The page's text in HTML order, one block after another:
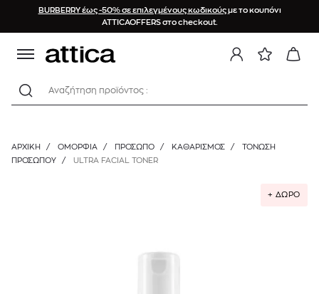
BURBERRY έως -50% σε επιλεγμένους κωδικούςμε το κουπόνι
ATTICAOFFERS στο checkout.
Αναζήτηση προϊόντος :
ΑΡΧΙΚΉ / ΟΜΟΡΦΙΑ / ΠΡΟΣΩΠΟ / ΚΑΘΑΡΙΣΜΌΣ /
ΤΌΝΩΣΗ
ΠΡΟΣΏΠΟΥ
/ ULTRA FACIAL TONER
+ ΔΩΡΟ